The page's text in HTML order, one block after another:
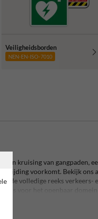
Veiligheidsborden
NEN-EN-ISO-7010
een kruising van gangpaden,
voorkomt. Bekijk ons
de volledige reeks verkeers-
voor het openbaar
je bij Rampaal.be ook een